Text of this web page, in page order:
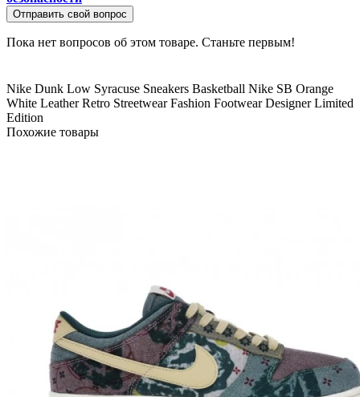
Отправить свой вопрос
Пока нет вопросов об этом товаре. Станьте первым!
Nike Dunk Low Syracuse Sneakers Basketball Nike SB Orange
White Leather Retro Streetwear Fashion Footwear Designer Limited
Edition
Похожие товары